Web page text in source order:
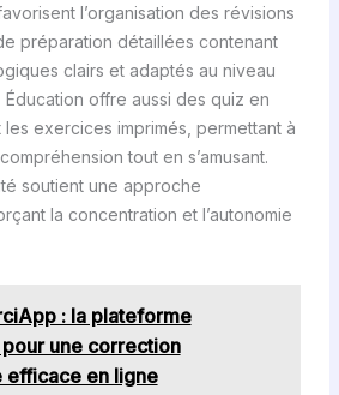
l’organisation des révisions
préparation détaillées contenant
clairs et adaptés au niveau
Éducation offre aussi des quiz en
exercices imprimés, permettant à
tout en s’amusant.
soutient une approche
la concentration et l’autonomie
: la plateforme
une correction
efficace en ligne